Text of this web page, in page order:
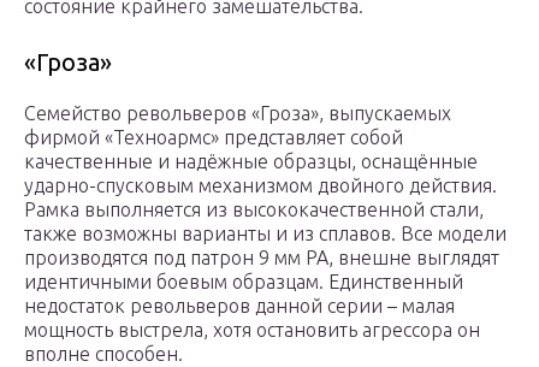
состояние крайнего замешательства.
«Гроза»
Семейство револьверов «Гроза», выпускаемых
фирмой «Техноармс» представляет собой
качественные и надёжные образцы, оснащённые
ударно-спусковым механизмом двойного действия.
Рамка выполняется из высококачественной стали,
также возможны варианты и из сплавов. Все модели
производятся под патрон 9 мм РА, внешне выглядят
идентичными боевым образцам. Единственный
недостаток револьверов данной серии – малая
мощность выстрела, хотя остановить агрессора он
вполне способен.